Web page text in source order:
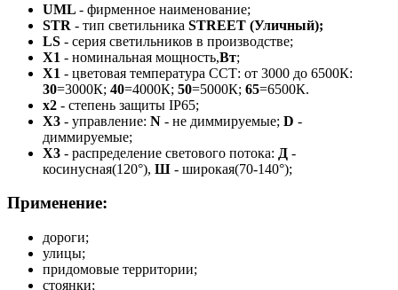
UML - фирменное наименование;
STR - тип светильника STREET (Уличный);
LS - серия светильников в производстве;
X1 - номинальная мощность,Вт;
Х1 - цветовая температура ССТ: от 3000 до 6500К:
30=3000К; 40=4000К; 50=5000К; 65=6500К.
х2 - степень защиты IP65;
Х3 - управление: N - не диммируемые; D -
диммируемые;
Х3 - распределение светового потока: Д -
косинусная(120°), Ш - широкая(70-140°);
Применение:
дороги;
улицы;
придомовые территории;
стоянки;